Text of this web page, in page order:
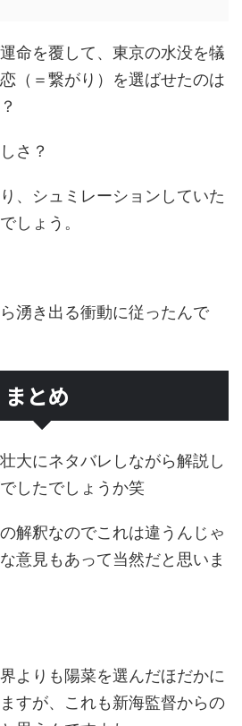
命を覆して、東京の水没を犠
（＝繋がり）を選ばせたのは
さ？
、シュミレーションしていた
しょう。
湧き出る衝動に従ったんで
まとめ
大にネタバレしながら解説し
したでしょうか笑
解釈なのでこれは違うんじゃ
意見もあって当然だと思いま
よりも陽菜を選んだほだかに
すが、これも新海監督からの